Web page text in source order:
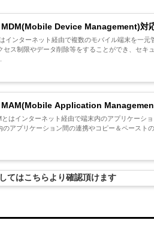
MDM(Mobile Device Management)対
インターネット経由で複数のモバイル端末を一元
ス制限やデータ削除等をすることができ、セキ
MAM(Mobile Application
はインターネット経由で端末内のアプリケーシ
アプリケーション間の連携やコピー＆ペースト
はこちらより確認頂けます